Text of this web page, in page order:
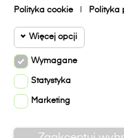
[dostępną na stronie].
Polityka cookie Polityka
Więcej opcji
Wymagane
Cookie
Wymagane
Statystyka
Marketing